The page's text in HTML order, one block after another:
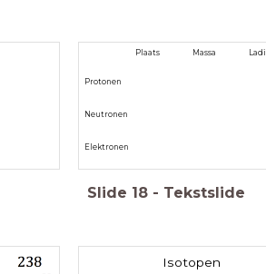
Protonen
Neutronen
Elektronen
Plaats Massa
Slide 18 - Tekstslide
Isotopen